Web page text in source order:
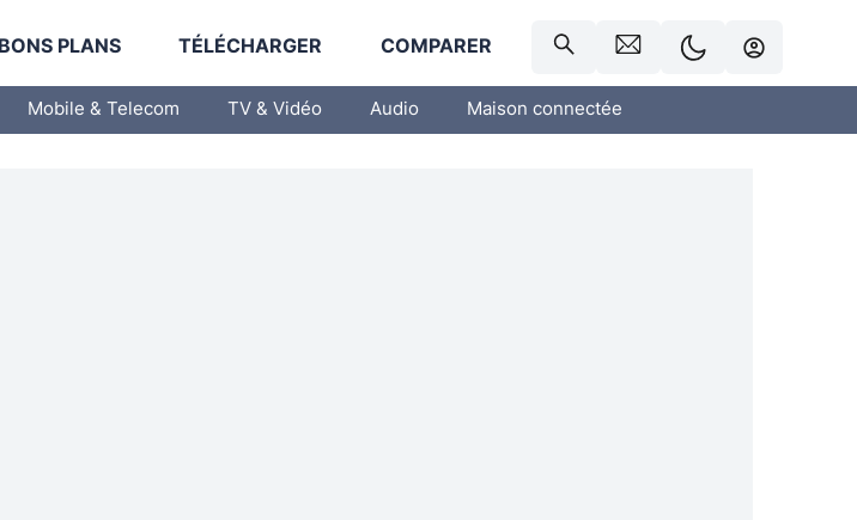
BONS PLANS TÉLÉCHARGER COMPARER
Mobile & Telecom TV & Vidéo Audio Maison connectée